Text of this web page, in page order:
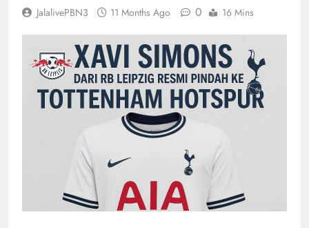
JalalivePBN3 11 Months Ago 0 16 Mins